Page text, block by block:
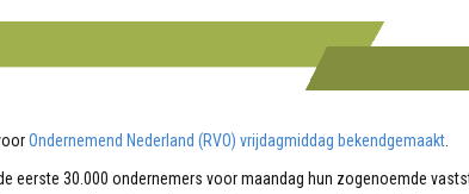
Ondernemend Nederland (RVO) vrijdagmiddag bekendgemaakt.
eerste 30.000 ondernemers voor maandag hun zogenoemde